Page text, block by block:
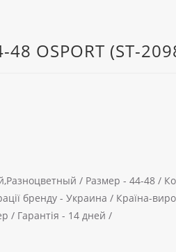
OSPORT (ST-
/ Размер - 44-48 /
бренду - Украина / Країна-
/ Гарантія - 14 дней /